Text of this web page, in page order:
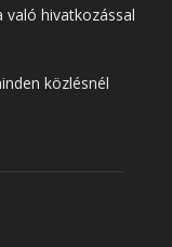
való hivatkozással
közlésnél